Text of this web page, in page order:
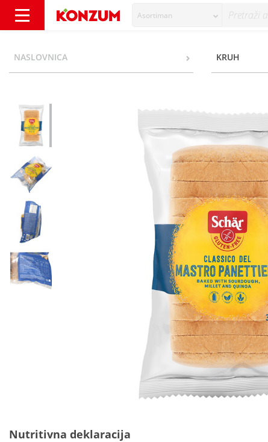
Asortiman
NASLOVNICA KRUH
Nutritivna deklaracija